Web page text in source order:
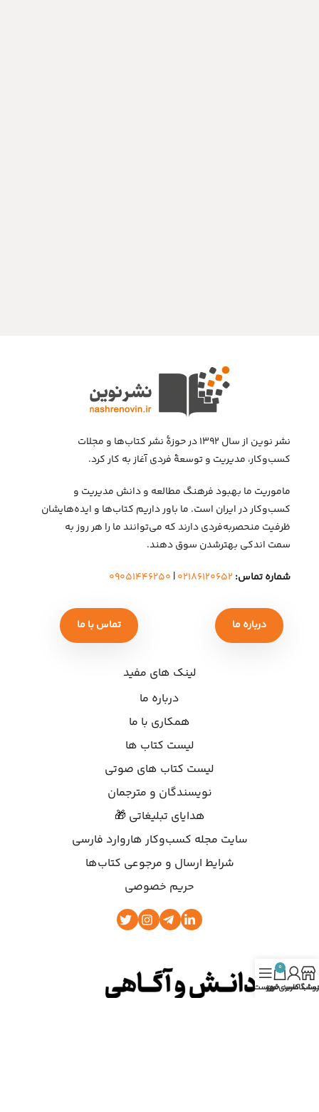
نشر نوین از سال ۱۳۹۲ در حوزهٔ نشر کتاب‌ها و مجلات
کسب‌وکار، مدیریت و توسعهٔ فردی آغاز به کار کرد.
ماموریت ما بهبود فرهنگ مطالعه و دانش مدیریت و
کسب‌وکار در ایران است. ما باور داریم کتاب‌ها و ایده‌هایشان
ظرفیت منحصربه‌فردی دارند که می‌توانند ما را هر روز به
سمت اندکی بهتر‌شدن سوق دهند.
شماره تماس: ۰۲۱۸۶۱۲۰۶۵۲| ۰۹۰۵۱۴۴۶۲۵۰
درباره ما تماس با ما
لینک های مفید
درباره ما
همکاری با ما
لیست کتاب ها
لیست کتاب های صوتی
نویسندگان و مترجمان
هدایای تبلیغاتی 🎁
سایت مجله کسب‌وکار هاروارد فارسی
شرایط ارسال و مرجوعی کتاب‌ها
حریم خصوصی
کاربری من
0
سبد خریدفهرست